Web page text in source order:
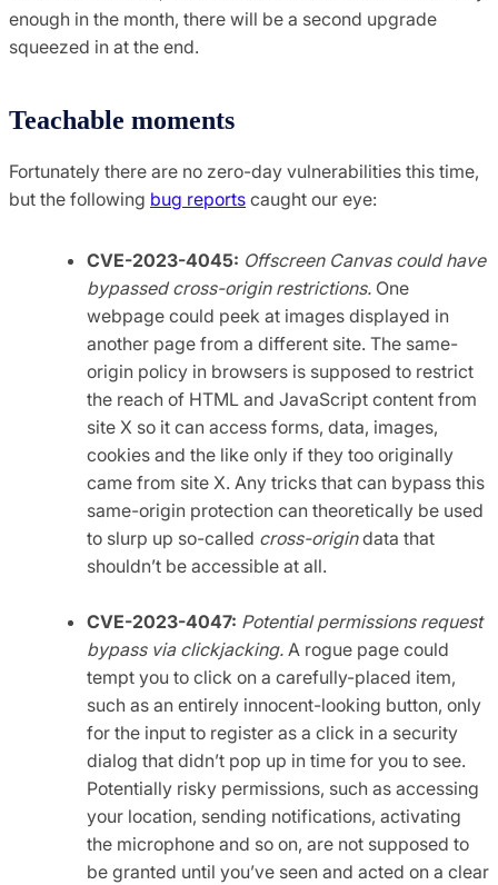
enough in the month, there will be a second upgrade
squeezed in at the end.
Teachable moments
Fortunately there are no zero-day vulnerabilities this time,
but the following bug reports caught our eye:
CVE-2023-4045: Offscreen Canvas could have
bypassed cross-origin restrictions. One
webpage could peek at images displayed in
another page from a different site. The same-
origin policy in browsers is supposed to restrict
the reach of HTML and JavaScript content from
site X so it can access forms, data, images,
cookies and the like only if they too originally
came from site X. Any tricks that can bypass this
same-origin protection can theoretically be used
to slurp up so-called cross-origindata that
shouldn’t be accessible at all.
CVE-2023-4047: Potential permissions request
bypass via clickjacking. A rogue page could
tempt you to click on a carefully-placed item,
such as an entirely innocent-looking button, only
for the input to register as a click in a security
dialog that didn’t pop up in time for you to see.
Potentially risky permissions, such as accessing
your location, sending notifications, activating
the microphone and so on, are not supposed to
be granted until you’ve seen and acted on a clear